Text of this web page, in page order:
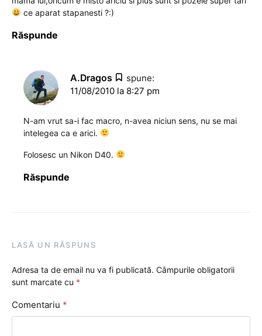
ce aparat stapanesti ?:)
Răspunde
A.Dragos
spune:
11/08/2010 la 8:27 pm
N-am vrut sa-i fac macro, n-avea niciun sens, nu se mai
intelegea ca e arici.
Folosesc un Nikon D40.
Răspunde
LASĂ UN RĂSPUNS
Adresa ta de email nu va fi publicată. Câmpurile obligatorii
sunt marcate cu *
Comentariu *